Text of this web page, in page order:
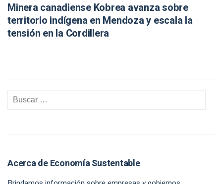
Minera canadiense Kobrea avanza sobre
territorio indígena en Mendoza y escala la
tensión en la Cordillera
Acerca de Economía Sustentable